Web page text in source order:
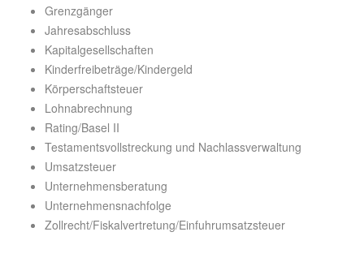
Grenzgänger
Jahresabschluss
Kapitalgesellschaften
Kinderfreibeträge/Kindergeld
Körperschaftsteuer
Lohnabrechnung
Rating/Basel II
Testamentsvollstreckung und Nachlassverwaltung
Umsatzsteuer
Unternehmensberatung
Unternehmensnachfolge
Zollrecht/Fiskalvertretung/Einfuhrumsatzsteuer